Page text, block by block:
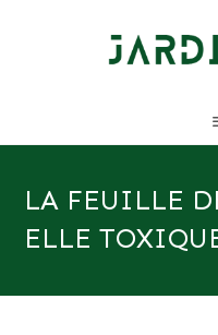
LA FEUILLE
ELLE